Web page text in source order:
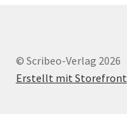
© Scribeo-Verlag 2026
Erstellt mit Storefront